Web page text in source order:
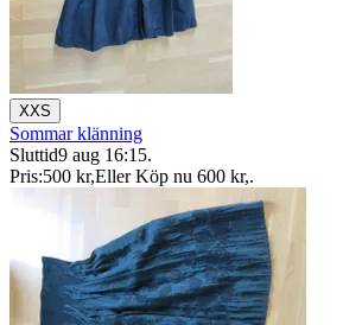
XXS
Sommar klänning
Sluttid9 aug 16:15.
Pris:500 kr,Eller Köp nu 600 kr,.